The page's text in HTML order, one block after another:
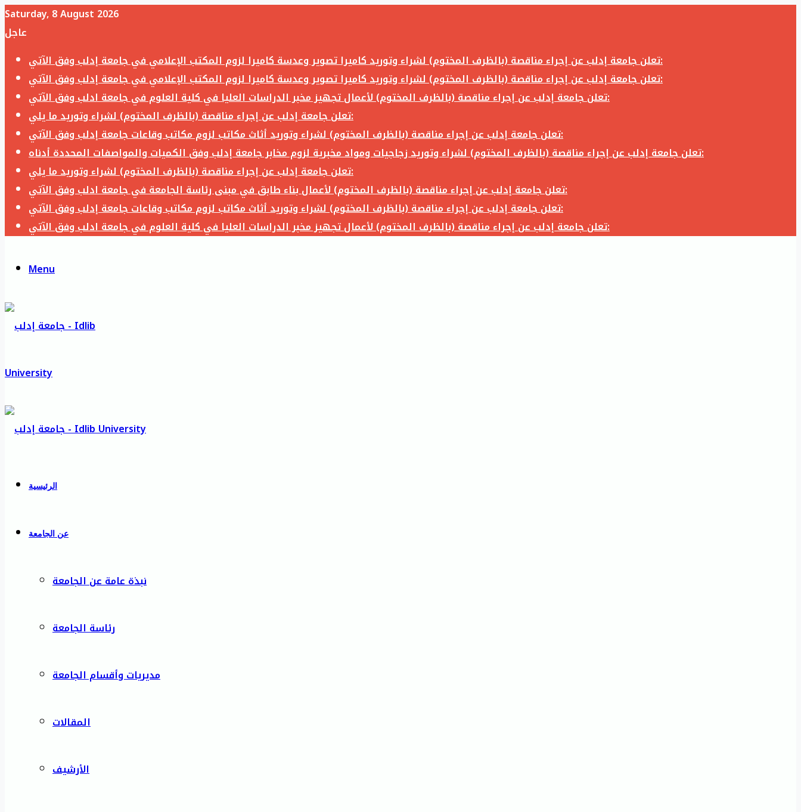
Saturday, 8 August 2026
عاجل
تعلن جامعة إدلب عن إجراء مناقصة (بالظرف المختوم) لشراء وتوريد كاميرا تصوير وعدسة كاميرا لزوم المكتب الإعلامي في جامعة إدلب وفق الآتي:
تعلن جامعة إدلب عن إجراء مناقصة (بالظرف المختوم) لشراء وتوريد كاميرا تصوير وعدسة كاميرا لزوم المكتب الإعلامي في جامعة إدلب وفق الآتي:
تعلن جامعة إدلب عن إجراء مناقصة (بالظرف المختوم) لأعمال تجهيز مخبر الدراسات العليا في كلية العلوم في جامعة ادلب وفق الآتي:
تعلن جامعة إدلب عن إجراء مناقصة (بالظرف المختوم) لشراء وتوريد ما يلي:
تعلن جامعة إدلب عن إجراء مناقصة (بالظرف المختوم) لشراء وتوريد أثاث مكاتب لزوم مكاتب وقاعات جامعة إدلب وفق الآتي:
تعلن جامعة إدلب عن إجراء مناقصة (بالظرف المختوم) لشراء وتوريد زجاجيات ومواد مخبرية لزوم مخابر جامعة إدلب وفق الكميات والمواصفات المحددة أدناه:
تعلن جامعة إدلب عن إجراء مناقصة (بالظرف المختوم) لشراء وتوريد ما يلي:
تعلن جامعة إدلب عن إجراء مناقصة (بالظرف المختوم) لأعمال بناء طابق في مبنى رئاسة الجامعة في جامعة ادلب وفق الآتي:
تعلن جامعة إدلب عن إجراء مناقصة (بالظرف المختوم) لشراء وتوريد أثاث مكاتب لزوم مكاتب وقاعات جامعة إدلب وفق الآتي:
تعلن جامعة إدلب عن إجراء مناقصة (بالظرف المختوم) لأعمال تجهيز مخبر الدراسات العليا في كلية العلوم في جامعة ادلب وفق الآتي:
Menu
الرئيسية
عن الجامعة
نبذة عامة عن الجامعة
رئاسة الجامعة
مديريات وأقسام الجامعة
المقالات
الأرشيف